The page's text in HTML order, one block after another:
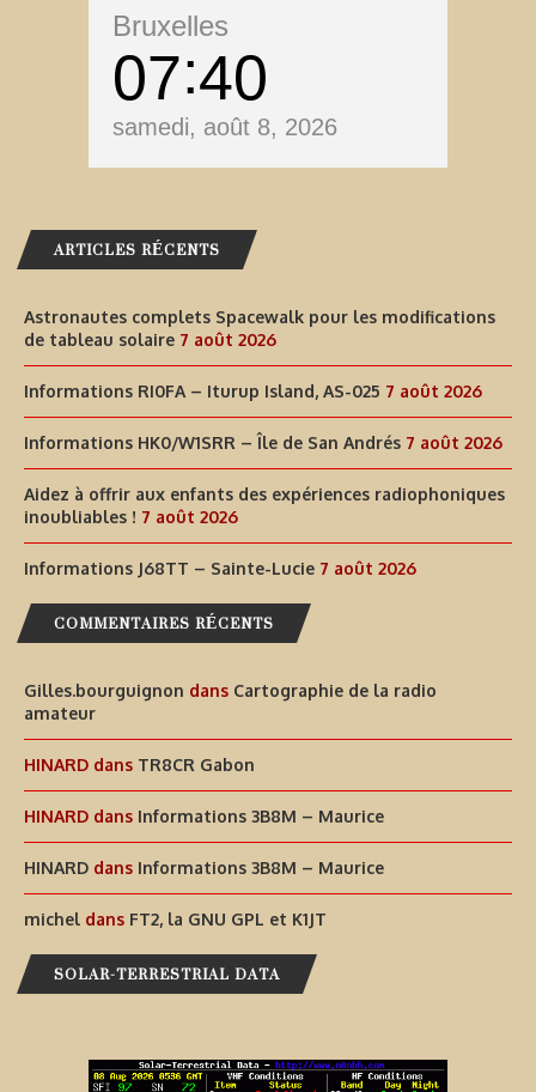
Bruxelles
07 40
samedi, août 8, 2026
ARTICLES RÉCENTS
Astronautes complets Spacewalk pour les modifications
de tableau solaire 7 août 2026
Informations RI0FA – Iturup Island, AS-025 7 août 2026
Informations HK0/W1SRR – Île de San Andrés 7 août 2026
Aidez à offrir aux enfants des expériences radiophoniques
inoubliables ! 7 août 2026
Informations J68TT – Sainte-Lucie 7 août 2026
COMMENTAIRES RÉCENTS
Gilles.bourguignon dans Cartographie de la radio
amateur
HINARD dans TR8CR Gabon
HINARD dans Informations 3B8M – Maurice
HINARD dans Informations 3B8M – Maurice
michel dans FT2, la GNU GPL et K1JT
SOLAR-TERRESTRIAL DATA